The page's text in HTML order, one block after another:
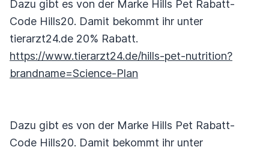
Dazu gibt es von der Marke Hills Pet Rabatt-
Code Hills20. Damit bekommt ihr unter
tierarzt24.de 20% Rabatt.
https://www.tierarzt24.de/hills-pet-nutrition?
brandname=Science-Plan
Dazu gibt es von der Marke Hills Pet Rabatt-
Code Hills20. Damit bekommt ihr unter